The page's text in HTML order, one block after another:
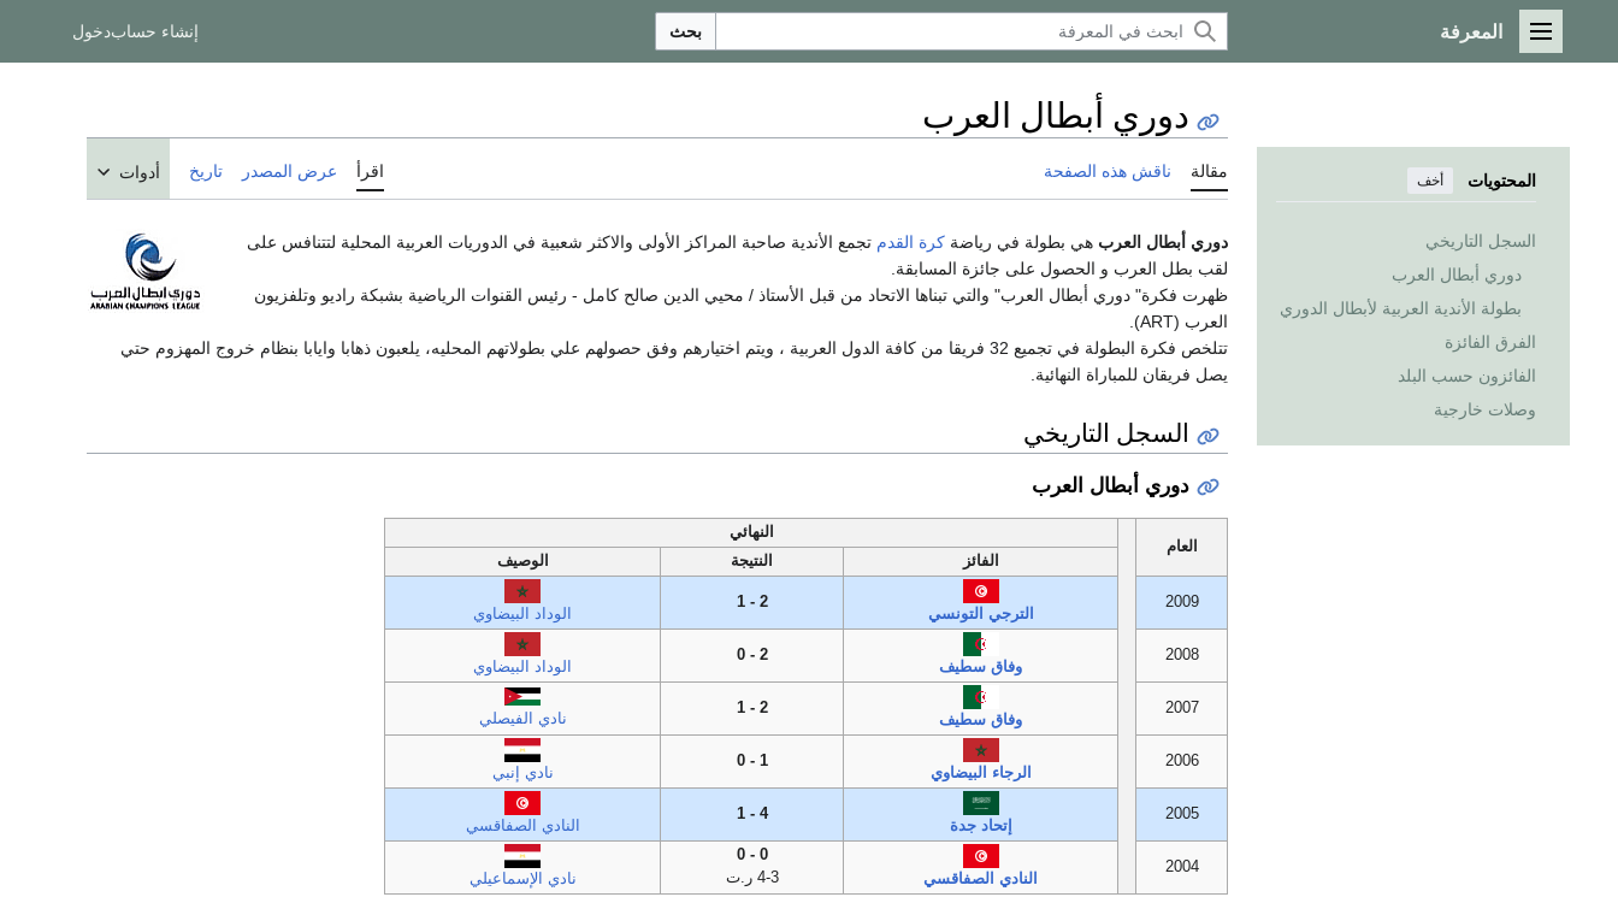
القائمة الرئيسية
المعرفة بحث إنشاء حسابدخول
المحتويات أخف
السجل التاريخي
دوري أبطال العرب
بطولة الأندية العربية لأبطال الدوري
الفرق الفائزة
الفائزون حسب البلد
وصلات خارجية
دوري أبطال العرب
مقالة ناقش هذه الصفحة اقرأ عرض المصدر تاريخ أدوات
دوري أبطال العرب هي بطولة في رياضة كرة القدم تجمع الأندية صاحبة المراكز الأولى والاكثر شعبية في الدوريات العربية المحلية لتتنافس على
لقب بطل العرب و الحصول على جائزة المسابقة.
ظهرت فكرة" دوري أبطال العرب" والتي تبناها الاتحاد من قبل الأستاذ / محيي الدين صالح كامل - رئيس القنوات الرياضية بشبكة راديو وتلفزيون
العرب (ART).
تتلخص فكرة البطولة في تجميع 32 فريقا من كافة الدول العربية ، ويتم اختيارهم وفق حصولهم علي بطولاتهم المحليه، يلعبون ذهابا وايابا بنظام خروج المهزوم حتي
يصل فريقان للمباراة النهائية.
السجل التاريخي
دوري أبطال العرب
العام
النهائي
الفائز
النتيجة الوصيف
2009
الترجي التونسي
2 - 1
الوداد البيضاوي
2008
وفاق سطيف
2 - 0
الوداد البيضاوي
2007
وفاق سطيف
2 - 1
نادي الفيصلي
2006
الرجاء البيضاوي
1 - 0
نادي إنبي
2005
إتحاد جدة
4 - 1
النادي الصفاقسي
2004
النادي الصفاقسي
0 - 0
4-3 ر.ت
نادي الإسماعيلي